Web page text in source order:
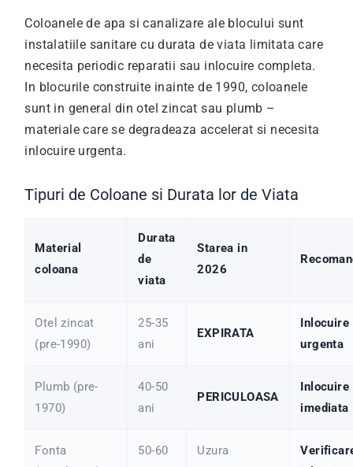
Coloanele de apa si canalizare ale blocului sunt
instalatiile sanitare cu durata de viata limitata care
necesita periodic reparatii sau inlocuire completa.
In blocurile construite inainte de 1990, coloanele
sunt in general din otel zincat sau plumb –
materiale care se degradeaza accelerat si necesita
inlocuire urgenta.
Tipuri de Coloane si Durata lor de Viata
Material
coloana
Durata
de
viata
Starea in
2026
Otel zincat
(pre-1990)
25-35
ani
EXPIRATA
Inlocuire
urgenta
Plumb (pre-
1970)
40-50
ani
PERICULOASA
Inlocuire
imediata
Fonta
50-60
Uzura